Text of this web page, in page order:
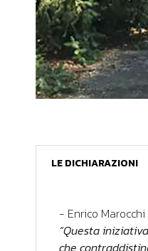
LE DICHIARAZIONI
- Enrico
“Questa